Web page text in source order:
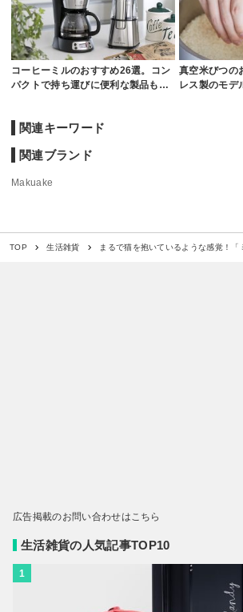
コーヒーミルのおすすめ26選。コン
パクトで持ち運びに便利な製品も…
真空米びつの
レス製のモデ
関連キーワード
関連ブランド
Makuake
TOP 生活雑貨 まるで猫を抱いているような感覚！
広告掲載のお問い合わせはこちら
生活雑貨の人気記事TOP10
1